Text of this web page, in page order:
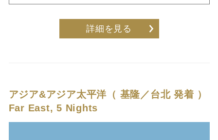
詳細を見る
アジア&アジア太平洋（ 基隆／台北 発着 ）
Far East, 5 Nights